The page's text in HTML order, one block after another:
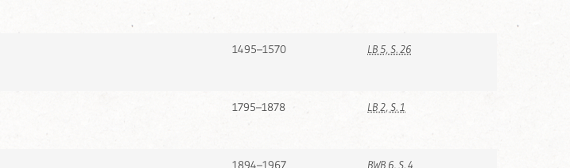
1495–1570 LB 5, S. 26
1795–1878 LB 2, S. 1
1894–1967 BWB 6, S. 4